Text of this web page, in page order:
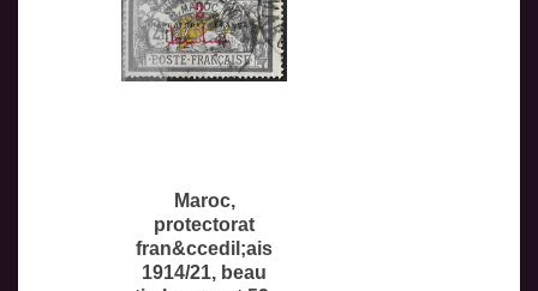
Maroc,
protectorat
fran&ccedil;ais
1914/21, beau